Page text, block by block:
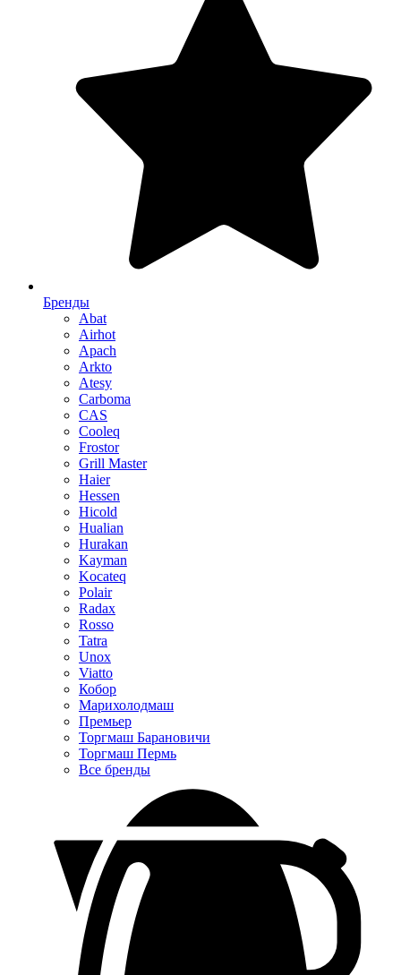
Бренды
Abat
Airhot
Apach
Arkto
Atesy
Carboma
CAS
Cooleq
Frostor
Grill Master
Haier
Hessen
Hicold
Hualian
Hurakan
Kayman
Kocateq
Polair
Radax
Rosso
Tatra
Unox
Viatto
Кобор
Марихолодмаш
Премьер
Торгмаш Барановичи
Торгмаш Пермь
Все бренды